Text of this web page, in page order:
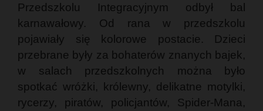
Przedszkolu Integracyjnym odbył bal
karnawałowy. Od rana w przedszkolu
pojawiały się kolorowe postacie. Dzieci
przebrane były za bohaterów znanych bajek,
w salach przedszkolnych można było
spotkać wróżki, królewny, delikatne motylki,
rycerzy, piratów, policjantów, Spider-Mana,